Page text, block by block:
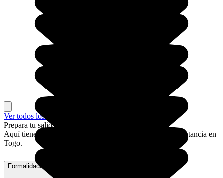
Ver todos los lugares
Prepara tu salida a Togo
Aquí tienes algunos consejos prácticos para organizar tu estancia en
Togo.
Formalidades de acceso a Togo